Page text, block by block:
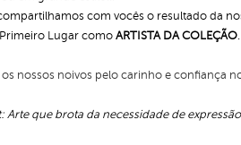
com vocês o resultado da
Lugar como ARTISTA DA COLEÇÃO.
nossos noivos pelo carinho e confiança
Arte que brota da necessidade de